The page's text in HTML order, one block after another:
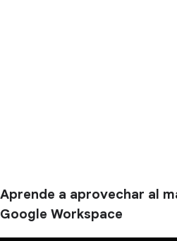
Aprende a aprovechar al
Google Workspace